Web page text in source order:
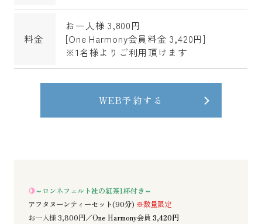
料金
お一人様 3,800円
[One Harmony会員料金 3,420円]
※1名様よりご利用頂けます
WEB予約する
🍋～ロンネフェルト社の紅茶1杯付き～
アフタヌーンティーセット(90分) ※数量限定
お一人様3,800円／One Harmony会員 3,420円